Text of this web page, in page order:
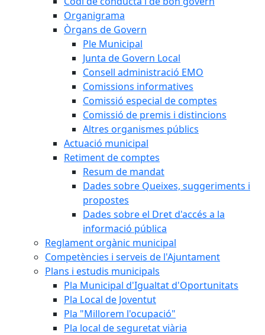
Organigrama
Òrgans de Govern
Ple Municipal
Junta de Govern Local
Consell administració EMO
Comissions informatives
Comissió especial de comptes
Comissió de premis i distincions
Altres organismes públics
Actuació municipal
Retiment de comptes
Resum de mandat
Dades sobre Queixes, suggeriments i
propostes
Dades sobre el Dret d'accés a la
informació pública
Reglament orgànic municipal
Competències i serveis de l'Ajuntament
Plans i estudis municipals
Pla Municipal d'Igualtat d'Oportunitats
Pla Local de Joventut
Pla "Millorem l'ocupació"
Pla local de seguretat viària